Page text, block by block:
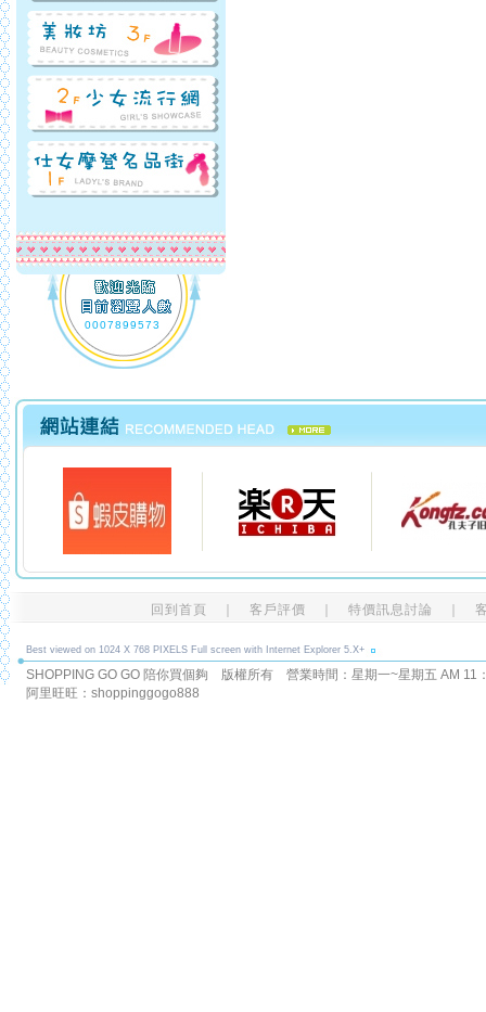
0007899573
回到首頁 客戶評價 特價訊息討論
Best viewed on 1024 X 768 PIXELS Full screen with Internet Explorer 5.X+
SHOPPING GO GO 陪你買個夠 版權所有 營業時間：星期一~星期五 AM
阿里旺旺：shoppinggogo888